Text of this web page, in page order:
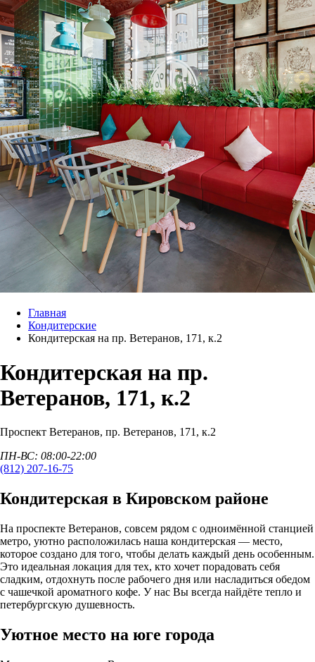
Главная
Кондитерские
Кондитерская на пр. Ветеранов, 171, к.2
Кондитерская на пр.
Ветеранов, 171, к.2
Проспект Ветеранов, пр. Ветеранов, 171, к.2
ПН-ВС: 08:00-22:00
(812) 207-16-75
Кондитерская в Кировском районе
На проспекте Ветеранов, совсем рядом с одноимённой станцией
метро, уютно расположилась наша кондитерская — место,
которое создано для того, чтобы делать каждый день особенным.
Это идеальная локация для тех, кто хочет порадовать себя
сладким, отдохнуть после рабочего дня или насладиться обедом
с чашечкой ароматного кофе. У нас Вы всегда найдёте тепло и
петербургскую душевность.
Уютное место на юге города